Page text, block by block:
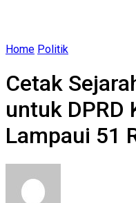
Home Politik
Cetak
untuk DPRD
Lampaui 51